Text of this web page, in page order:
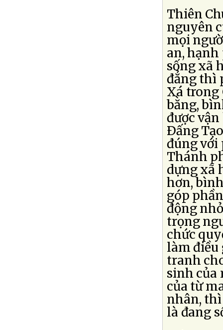
Thiên
nguyên
mọi
an, hạnh
sống xã
đẳng thì
Xá trong
bằng,
được
Ðấng
đúng với
Thánh
dựng xã
hơn,
góp
động
trọng
chức
làm điều
tranh
sinh của
của từ
nhân,
là đang